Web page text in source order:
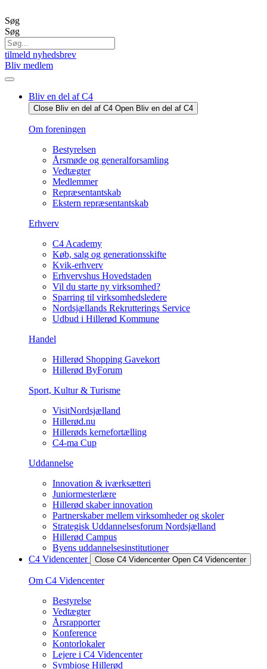
til
indhold
Søg
Søg
tilmeld nyhedsbrev
Bliv medlem
Bliv en del af C4
Close Bliv en del af C4 Open Bliv en del af C4
Om foreningen
Bestyrelsen
Årsmøde og generalforsamling
Vedtægter
Medlemmer
Repræsentantskab
Ekstern repræsentantskab
Erhverv
C4 Academy
Køb, salg og generationsskifte
Kvik-erhverv
Erhvervshus Hovedstaden
Vil du starte ny virksomhed?
Sparring til virksomhedsledere
Nordsjællands Rekrutterings Service
Udbud i Hillerød Kommune
Handel
Hillerød Shopping Gavekort
Hillerød ByForum
Sport, Kultur & Turisme
VisitNordsjælland
Hillerød.nu
Hillerøds kernefortælling
C4-ma Cup
Uddannelse
Innovation & iværksætteri
Juniormesterlære
Hillerød skaber innovation
Partnerskaber mellem virksomheder og skoler
Strategisk Uddannelsesforum Nordsjælland
Hillerød Campus
Byens uddannelsesinstitutioner
C4 Videncenter
Close C4 Videncenter Open C4 Videncenter
Om C4 Videncenter
Bestyrelse
Vedtægter
Årsrapporter
Konference
Kontorlokaler
Lejere i C4 Videncenter
Symbiose Hillerød